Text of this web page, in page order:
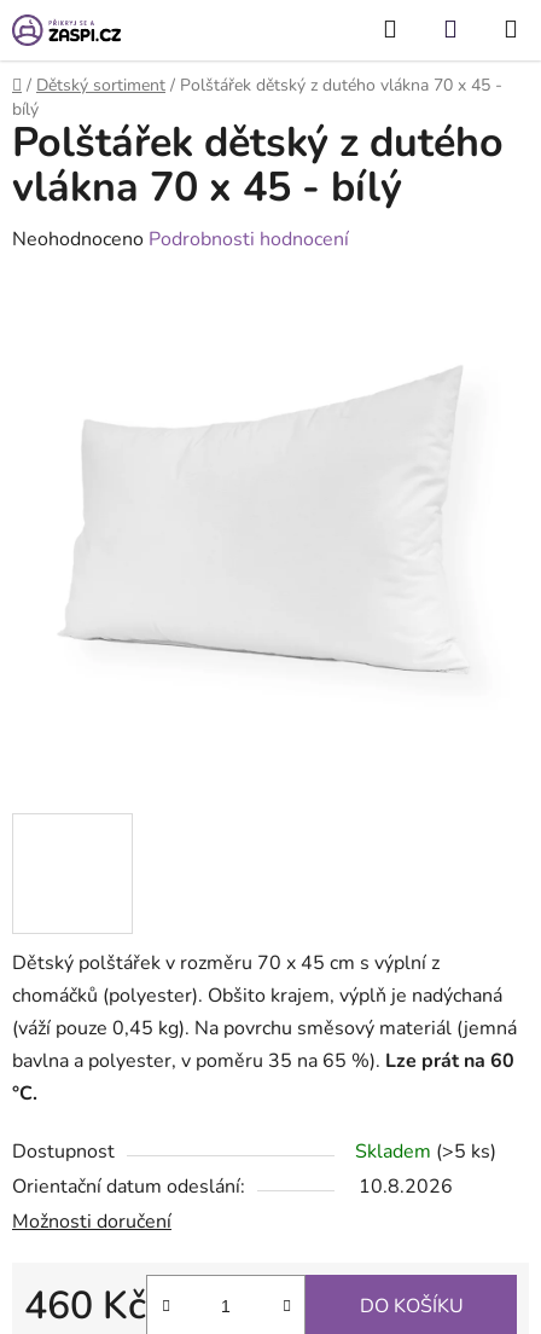
Přejít na obsah Hledat
KOŠÍK
Domů
/ Dětský sortiment / Polštářek dětský z dutého vlákna 70 x 45 -
bílý
Dětský polštářek v rozměru 70 x 45 cm s výplní z
chomáčků (polyester). Obšito krajem, výplň je nadýchaná
(váží pouze 0,45 kg). Na povrchu směsový materiál (jemná
bavlna a polyester, v poměru 35 na 65 %). Lze prát na 60
°C.
Dostupnost Skladem (>5 ks)
Orientační datum odeslání:
10.8.2026
Možnosti doručení
460 Kč DO KOŠÍKU
Polštářek dětský z dutého
vlákna 70 x 45 - bílý
Průměrné
Neohodnoceno Podrobnosti hodnocení